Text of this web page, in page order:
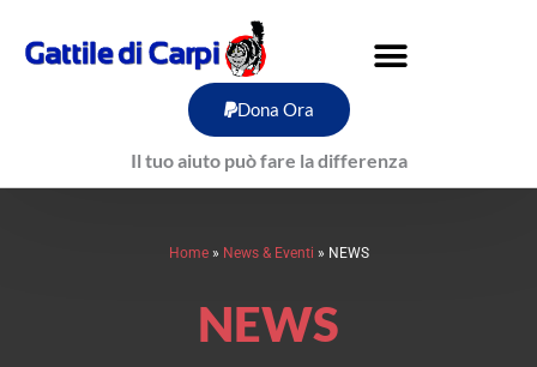
contenuto
Dona Ora
Il tuo aiuto può fare la differenza
Home» News & Eventi » NEWS
NEWS